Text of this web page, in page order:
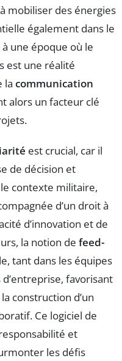
mobiliser des énergies
également dans le
une époque où le
est une réalité
la communication
alors un facteur clé
est crucial, car il
de décision et
le contexte militaire,
d’un droit à
d’innovation et de
la notion de feed-
tant dans les équipes
favorisant
construction d’un
Ce logiciel de
et
les défis